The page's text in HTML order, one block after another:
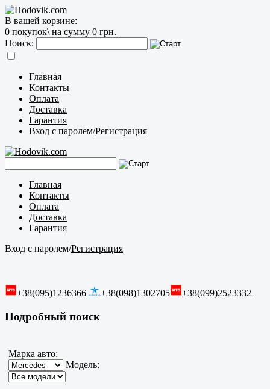
В вашей корзине:
0 покупок\ на сумму 0 грн.
Поиск:
Главная
Контакты
Оплата
Доставка
Гарантия
Вход с паролем/Регистрация
Главная
Контакты
Оплата
Доставка
Гарантия
Вход с паролем/Регистрация
+38(095)1236366 +38(098)1302705 +38(099)2523332
Подробный поиск
Марка авто:
Модель: